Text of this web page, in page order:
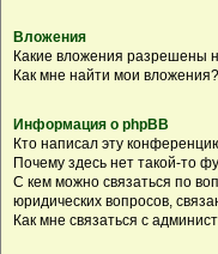
Вложения
Какие вложения разрешены
Как мне найти мои вложения?
Информация о phpBB
Кто написал эту
Почему здесь нет такой-то
С кем можно связаться по
юридических вопросов,
Как мне связаться с